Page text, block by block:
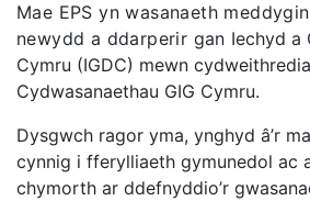
Mae EPS yn wasanaeth
newydd a ddarperir gan Iechyd a
Cymru (IGDC) mewn
Cydwasanaethau GIG Cymru.
Dysgwch ragor yma, ynghyd â’r
cynnig i fferylliaeth gymunedol ac
chymorth ar ddefnyddio’r